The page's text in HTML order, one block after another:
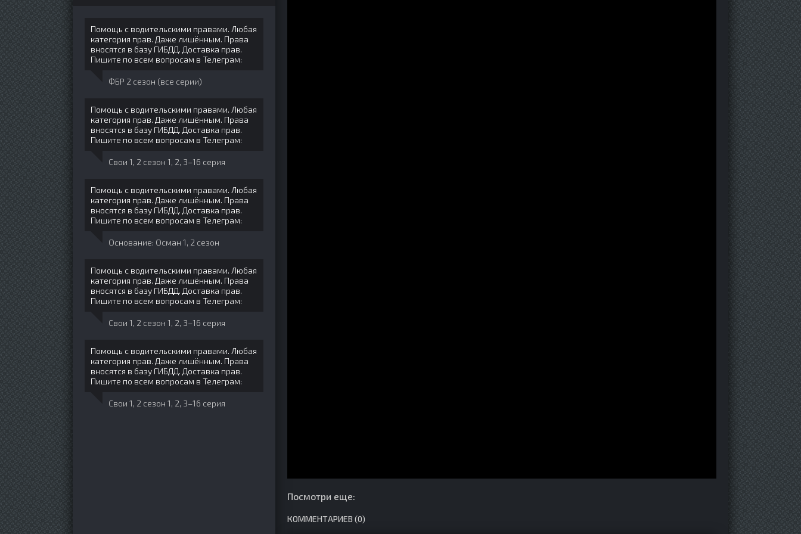
Посмотри еще:
КОММЕНТАРИЕВ (0)
Помощь с водительскими правами. Любая
категория прав. Даже лишённым. Права
вносятся в базу ГИБДД. Доставка прав.
Пишите по всем вопросам в Телеграм:
ФБР 2 сезон (все серии)
Помощь с водительскими правами. Любая
категория прав. Даже лишённым. Права
вносятся в базу ГИБДД. Доставка прав.
Пишите по всем вопросам в Телеграм:
Свои 1, 2 сезон 1, 2, 3–16 серия
Помощь с водительскими правами. Любая
категория прав. Даже лишённым. Права
вносятся в базу ГИБДД. Доставка прав.
Пишите по всем вопросам в Телеграм:
Основание: Осман 1, 2 сезон
Помощь с водительскими правами. Любая
категория прав. Даже лишённым. Права
вносятся в базу ГИБДД. Доставка прав.
Пишите по всем вопросам в Телеграм:
Свои 1, 2 сезон 1, 2, 3–16 серия
Помощь с водительскими правами. Любая
категория прав. Даже лишённым. Права
вносятся в базу ГИБДД. Доставка прав.
Пишите по всем вопросам в Телеграм:
Свои 1, 2 сезон 1, 2, 3–16 серия